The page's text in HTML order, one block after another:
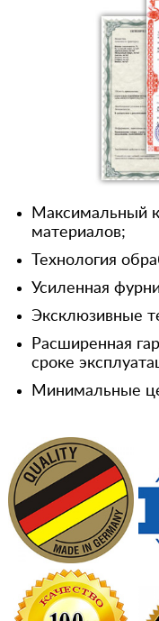
Максимальный
материалов;
Технология
Усиленная
Эксклюзивные
Расширенная
сроке
Минимальные